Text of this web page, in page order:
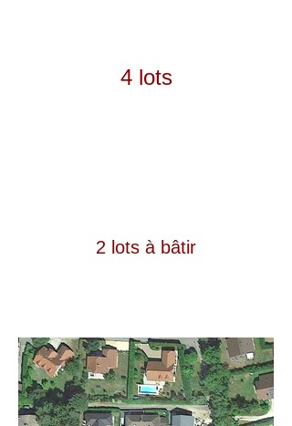
4 lots
2 lots à bâtir